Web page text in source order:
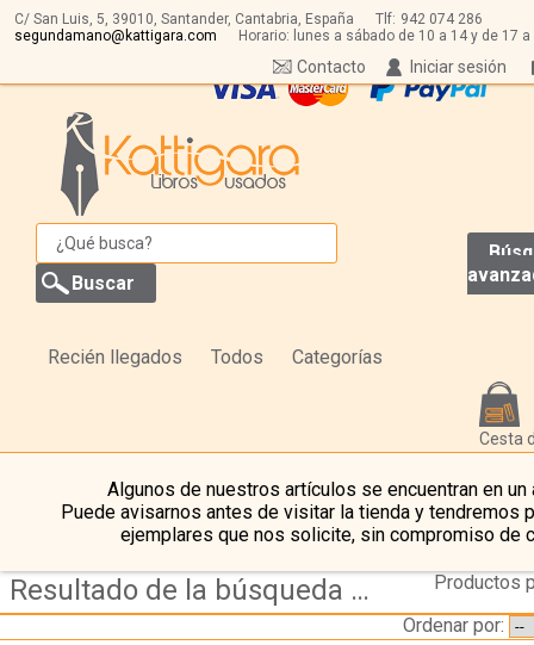
C/ San Luis, 5, 39010, Santander, Cantabria, España Tlf: 942 074 286
segundamano@kattigara.com
Horario: lunes a sábado de 10 a 14 y de 17 a
Iniciar sesión
Contacto
Recién llegados Todos Categorías
Cesta
Algunos de nuestros artículos se encuentran en un
Puede avisarnos antes de visitar la tienda y tendremos
ejemplares que nos solicite, sin compromiso de
Resultado de la búsqueda de autor murphy joseph
Productos
Ordenar por: